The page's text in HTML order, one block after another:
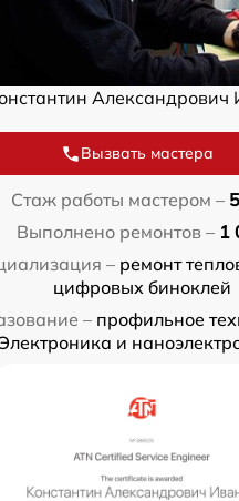
Александрович
Вызвать мастера
Стаж работы мастером –
Выполнено ремонтов – 1
– ремонт
цифровых биноклей
– профильное
и